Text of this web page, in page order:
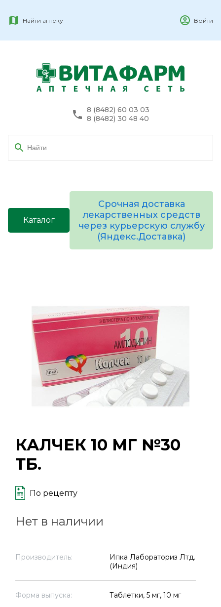
Найти аптеку Войти
8 (8482) 60 03 03
8 (8482) 30 48 40
Каталог
Срочная доставка
лекарственных средств
через курьерскую службу
(Яндекс.Доставка)
КАЛЧЕК 10 МГ №30
ТБ.
По рецепту
Нет в наличии
Производитель:
Ипка Лабораториз Лтд.
(Индия)
Форма выпуска: Таблетки, 5 мг, 10 мг